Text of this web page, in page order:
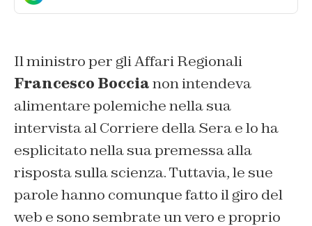
Il ministro per gli Affari Regionali
Francesco Boccianon intendeva
alimentare polemiche nella sua
intervista alCorriere della Serae lo ha
esplicitato nella sua premessa alla
risposta sulla scienza. Tuttavia, le sue
parole hanno comunque fatto il giro del
web e sono sembrate un vero e proprio